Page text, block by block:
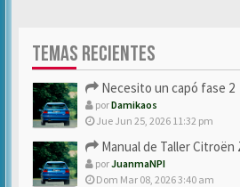
TEMAS RECIENTES
Necesito un capó fase 2
porDamikaos
Jue Jun 25, 2026 11:32 pm
Manual de Taller Citroën
porJuanmaNPI
Dom Mar 08, 2026 3:40 am